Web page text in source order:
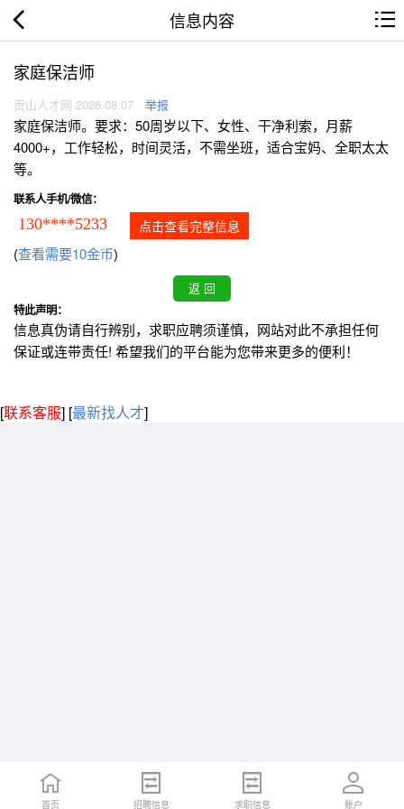
信息内容
家庭保洁师
贡山人才网 2026.08.07 举报
家庭保洁师。要求：50周岁以下、女性、干净利索，月薪
4000+，工作轻松，时间灵活，不需坐班，适合宝妈、全职太太
等。
联系人手机/微信：
130****5233 点击查看完整信息
(查看需要10金币)
特此声明：
信息真伪请自行辨别，求职应聘须谨慎，网站对此不承担任何
保证或连带责任! 希望我们的平台能为您带来更多的便利！
[联系客服] [最新找人才]
首页 招聘信息 求职信息 账户